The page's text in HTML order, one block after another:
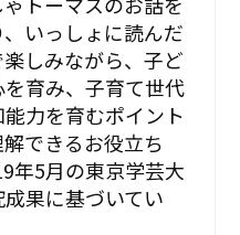
いっしょに読んだ
しみながら、子ど
育み、子育て世代
力を育むポイント
できるお役立ち
年5月の東京学芸大
果に基づいてい